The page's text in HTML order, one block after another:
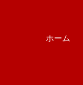
ホーム